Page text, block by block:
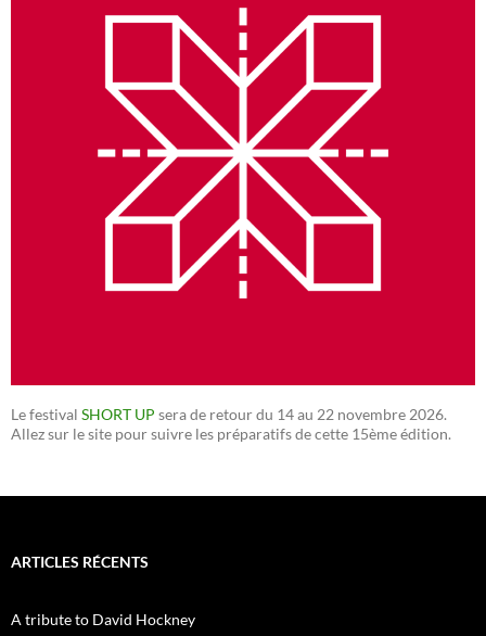
Le festival SHORT UP sera de retour du 14 au 22 novembre 2026.
Allez sur le site pour suivre les préparatifs de cette 15ème édition.
ARTICLES RÉCENTS
A tribute to David Hockney